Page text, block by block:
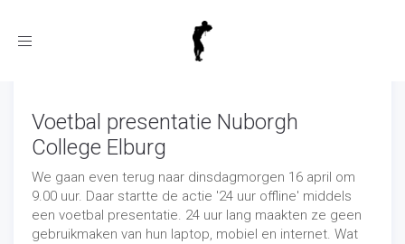
Toggle
Voetbal presentatie Nuborgh
College Elburg
We gaan even terug naar dinsdagmorgen 16 april om
9.00 uur. Daar startte de actie '24 uur offline' middels
een voetbal presentatie. 24 uur lang maakten ze geen
gebruikmaken van hun laptop, mobiel en internet. Wat